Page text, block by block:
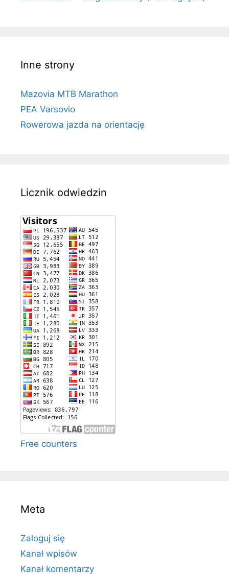
Inne strony
Mazovia MTB Marathon
PEA Varsovio
Rowerowa jazda na orientację
Licznik odwiedzin
Free counters
Meta
Zaloguj się
Kanał wpisów
Kanał komentarzy